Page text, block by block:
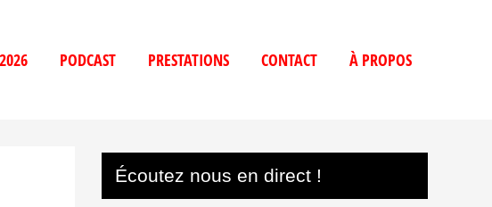
PODCAST PRESTATIONS CONTACT À PROPOS
Écoutez nous en direct !